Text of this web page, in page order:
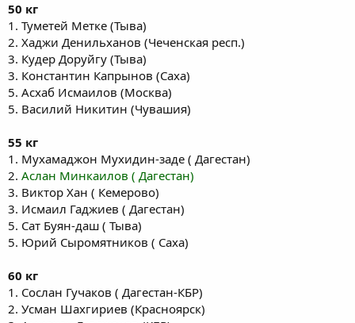
50 кг
1. Туметей Метке (Тыва)
2. Хаджи Денильханов (Чеченская респ.)
3. Кудер Доруйгу (Тыва)
3. Константин Капрынов (Саха)
5. Асхаб Исмаилов (Москва)
5. Василий Никитин (Чувашия)
55 кг
1. Мухамаджон Мухидин-заде ( Дагестан)
2. Аслан Минкаилов ( Дагестан)
3. Виктор Хан ( Кемерово)
3. Исмаил Гаджиев ( Дагестан)
5. Сат Буян-даш ( Тыва)
5. Юрий Сыромятников ( Саха)
60 кг
1. Сослан Гучаков ( Дагестан-КБР)
2. Усман Шахгириев (Красноярск)